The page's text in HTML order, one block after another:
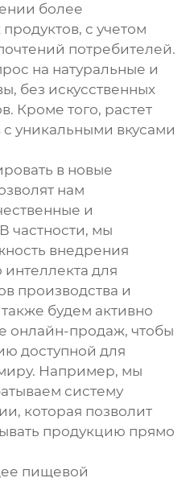
более
с учетом
потребителей.
на натуральные и
без искусственных
Кроме того, растет
уникальными вкусами
в новые
нам
и
частности, мы
внедрения
интеллекта для
производства и
будем активно
онлайн-продаж, чтобы
доступной для
Например, мы
систему
которая позволит
продукцию прямо
пищевой